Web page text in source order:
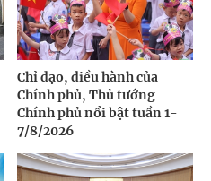
Chỉ đạo, điều hành của
Chính phủ, Thủ tướng
Chính phủ nổi bật tuần 1-
7/8/2026